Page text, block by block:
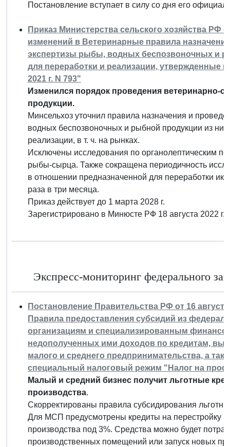
Постановление вступает в силу со дня его
Приказ Министерства сельского хозяйства РФ
изменений в Ветеринарные правила
экспертизы рыбы, водных беспозвоночных и
для переработки и реализации, утвержденные
2021 г. N 793"
Изменился порядок проведения ветеринарно-
продукции.
Минсельхоз уточнил правила назначения и
водных беспозвоночных и рыбной продукции из
реализации, в т. ч. на рынках.
Исключены исследования по органолептическим
рыбы-сырца. Также сокращена периодичность
в отношении предназначенной для переработки
раза в три месяца.
Приказ действует до 1 марта 2028 г.
Зарегистрировано в Минюсте РФ 18 августа 2022
Экспресс-мониторинг федерального
Постановление Правительства РФ от 16
Правила предоставления субсидий из
организациям и специализированным
недополученных ими доходов по кредитам,
малого и среднего предпринимательства, а
специальный налоговый режим "Налог на
Малый и средний бизнес получит льготные
производства.
Скорректированы правила субсидирования
Для МСП предусмотрены кредиты на перестройку
производства под 3%. Средства можно будет
производственных помещений или запуск новых